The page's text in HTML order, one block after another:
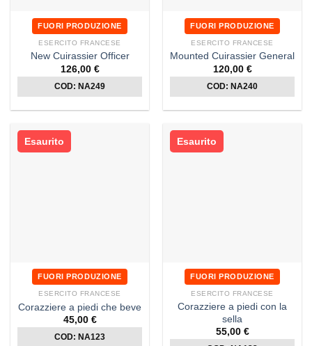
FUORI PRODUZIONE
ESERCITO FRANCESE
New Cuirassier Officer
126,00 €
COD: NA249
FUORI PRODUZIONE
ESERCITO FRANCESE
Mounted Cuirassier General
120,00 €
COD: NA240
Esaurito
FUORI PRODUZIONE
ESERCITO FRANCESE
Corazziere a piedi che beve
45,00 €
COD: NA123
Esaurito
FUORI PRODUZIONE
ESERCITO FRANCESE
Corazziere a piedi con la
sella
55,00 €